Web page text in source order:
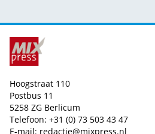
Hoogstraat 110
Postbus 11
5258 ZG Berlicum
Telefoon: +31 (0) 73 503 43 47
E-mail: redactie@mixpress.nl